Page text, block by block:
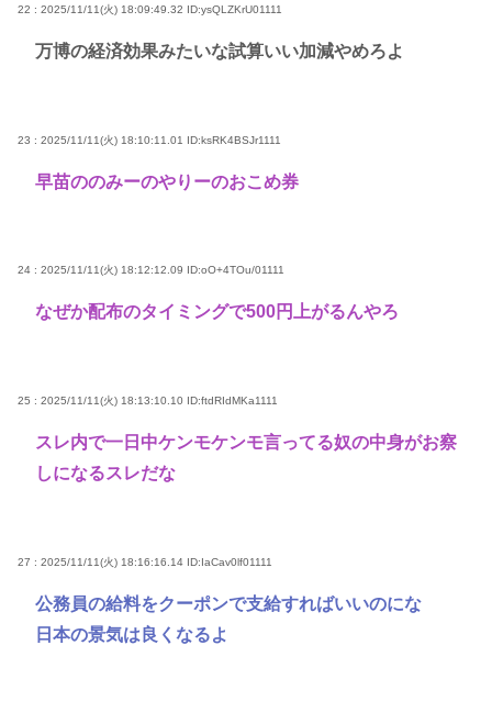
22 : 2025/11/11(火) 18:09:49.32 ID:ysQLZKrU01111
万博の経済効果みたいな試算いい加減やめろよ
23 : 2025/11/11(火) 18:10:11.01 ID:ksRK4BSJr1111
早苗ののみーのやりーのおこめ券
24 : 2025/11/11(火) 18:12:12.09 ID:oO+4TOu/01111
なぜか配布のタイミングで500円上がるんやろ
25 : 2025/11/11(火) 18:13:10.10 ID:ftdRIdMKa1111
スレ内で一日中ケンモケンモ言ってる奴の中身がお察
しになるスレだな
27 : 2025/11/11(火) 18:16:16.14 ID:IaCav0lf01111
公務員の給料をクーポンで支給すればいいのにな
日本の景気は良くなるよ